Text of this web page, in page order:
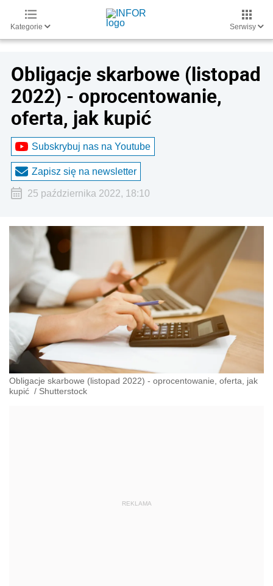
Kategorie Serwisy
Obligacje skarbowe (listopad
2022) - oprocentowanie,
oferta, jak kupić
Subskrybuj nas na Youtube
Zapisz się na newsletter
25 października 2022, 18:10
Obligacje skarbowe (listopad 2022) - oprocentowanie, oferta, jak
kupić / Shutterstock